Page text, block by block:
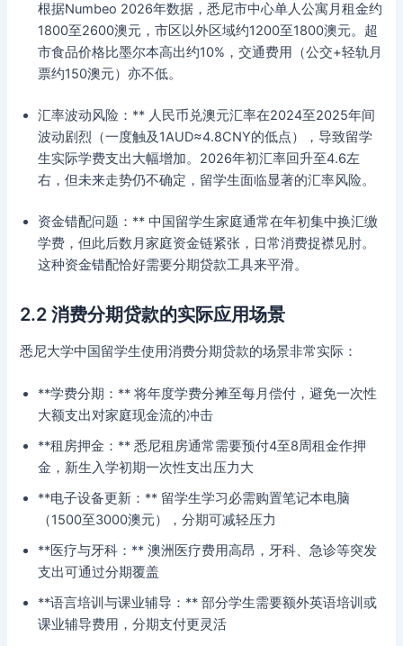
根据Numbeo 2026年数据，悉尼市中心单人公寓月租金约
1800至2600澳元，市区以外区域约1200至1800澳元。超
市食品价格比墨尔本高出约10%，交通费用（公交+轻轨月
票约150澳元）亦不低。
汇率波动风险：** 人民币兑澳元汇率在2024至2025年间
波动剧烈（一度触及1AUD≈4.8CNY的低点），导致留学
生实际学费支出大幅增加。2026年初汇率回升至4.6左
右，但未来走势仍不确定，留学生面临显著的汇率风险。
资金错配问题：** 中国留学生家庭通常在年初集中换汇缴
学费，但此后数月家庭资金链紧张，日常消费捉襟见肘。
这种资金错配恰好需要分期贷款工具来平滑。
2.2 消费分期贷款的实际应用场景
悉尼大学中国留学生使用消费分期贷款的场景非常实际：
**学费分期：** 将年度学费分摊至每月偿付，避免一次性
大额支出对家庭现金流的冲击
**租房押金：** 悉尼租房通常需要预付4至8周租金作押
金，新生入学初期一次性支出压力大
**电子设备更新：** 留学生学习必需购置笔记本电脑
（1500至3000澳元），分期可减轻压力
**医疗与牙科：** 澳洲医疗费用高昂，牙科、急诊等突发
支出可通过分期覆盖
**语言培训与课业辅导：** 部分学生需要额外英语培训或
课业辅导费用，分期支付更灵活